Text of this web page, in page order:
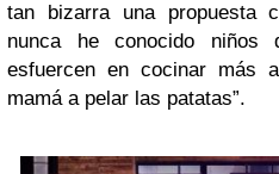
tan bizarra una propuesta
nunca he conocido niños
esfuercen en cocinar más
mamá a pelar las patatas”.